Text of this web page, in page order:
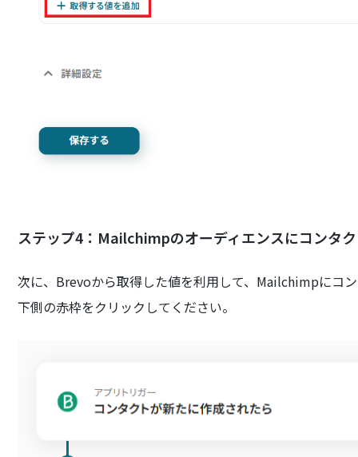
ステップ4：Mailchimpのオーディエンスにコンタ
次に、Brevoから取得した値を利用して、Mailchimpにコ
下側の赤枠をクリックしてください。